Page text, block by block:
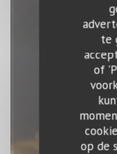
te
of
op de